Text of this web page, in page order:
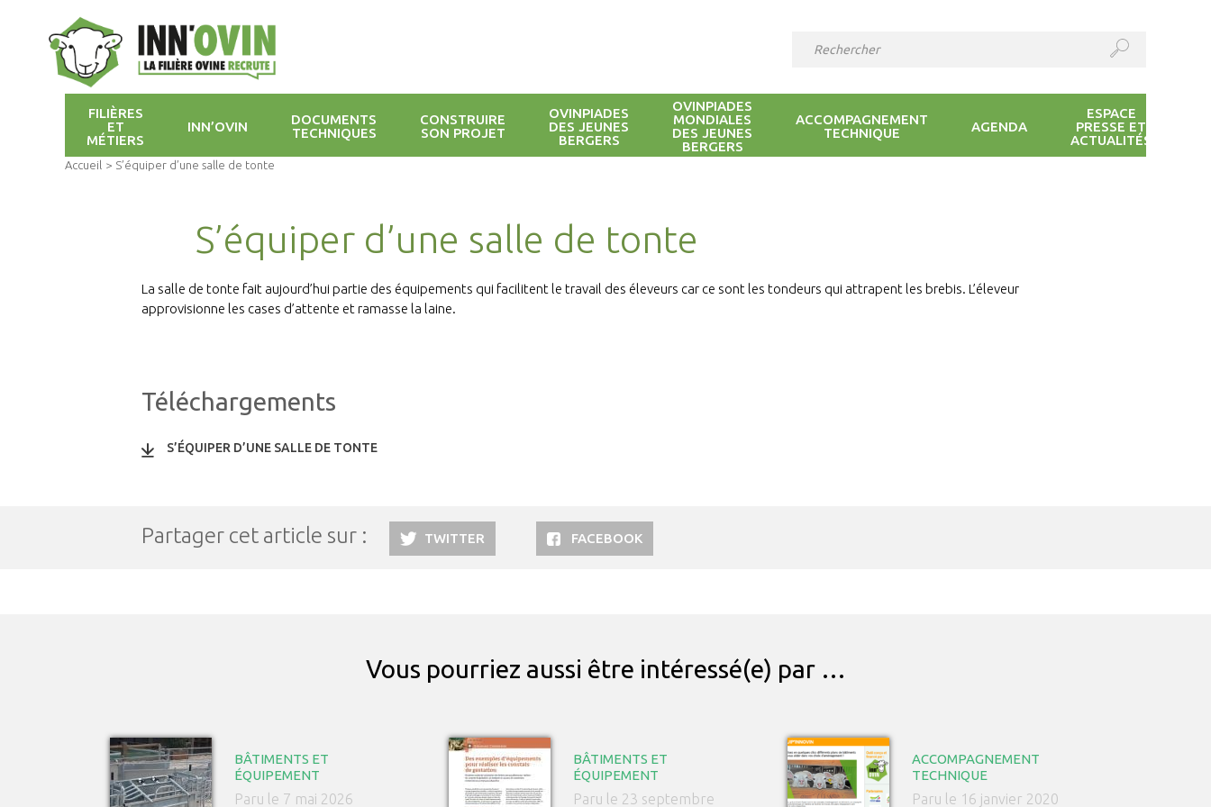
FILIÈRES
ET
MÉTIERS
INN’OVIN
DOCUMENTS
TECHNIQUES
CONSTRUIRE
SON PROJET
OVINPIADES
DES JEUNES
BERGERS
OVINPIADES
MONDIALES
DES JEUNES
BERGERS
ACCOMPAGNEMENT
TECHNIQUE
AGENDA
ESPACE
PRESSE ET
ACTUALITÉS
Accueil > S’équiper d’une salle de tonte
S’équiper d’une salle de tonte
La salle de tonte fait aujourd’hui partie des équipements qui facilitent le travail des éleveurs car ce sont les tondeurs qui attrapent les brebis. L’éleveur
approvisionne les cases d’attente et ramasse la laine.
Téléchargements
S’ÉQUIPER D’UNE SALLE DE TONTE
Partager cet article sur : TWITTER FACEBOOK
Vous pourriez aussi être intéressé(e) par …
BÂTIMENTS ET
ÉQUIPEMENT
Paru le 7 mai 2026
BÂTIMENTS ET
ÉQUIPEMENT
Paru le 23 septembre
ACCOMPAGNEMENT
TECHNIQUE
Paru le 16 janvier 2020